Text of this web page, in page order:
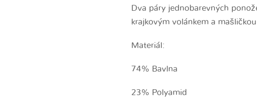
Dva páry jednobarevných
krajkovým volánkem a mašličkou.
Materiál:
74% Bavlna
23% Polyamid